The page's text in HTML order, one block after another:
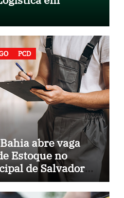
PCD
abre vaga
Estoque no
de Salvador